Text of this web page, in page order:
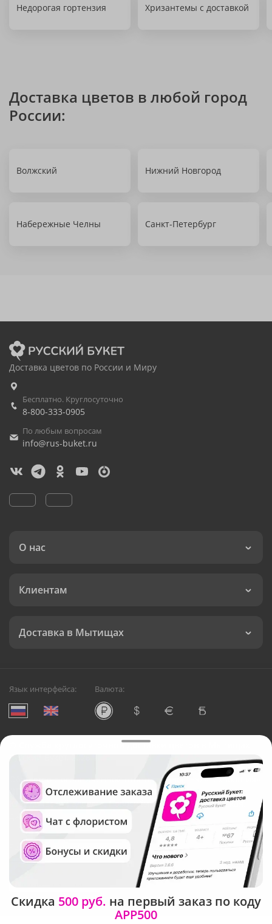
Недорогая гортензия Хризантемы с доставкой
Доставка цветов в любой город
России:
Волжский Нижний Новгород
Набережные Челны Санкт-Петербург
Доставка цветов по России и Миру
Бесплатно. Круглосуточно
8-800-333-0905
По любым вопросам
info@rus-buket.ru
О нас
Клиентам
Доставка в Мытищах
Язык интерфейса: Валюта:
Служба круглосуточной доставки цветов в Мытищах
Русский Букет, 2026
Общество с ограниченной ответственностью «Технология»
ОГРН: 1195476081745, ИНН: 5410081997
Юридический адрес: г. Новосибирск, ул. Ипподромская,
д.42, оф. 3
Рейтинг Русского букета
Скидка 500 руб. на первый заказ по коду
APP500